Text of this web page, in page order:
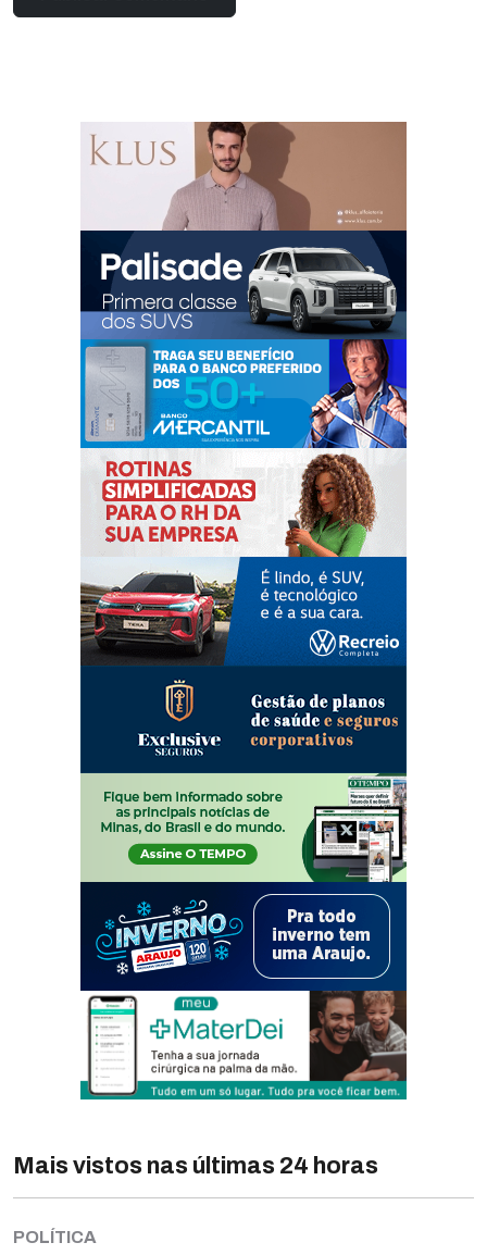
Mais vistos nas últimas 24 horas
POLÍTICA